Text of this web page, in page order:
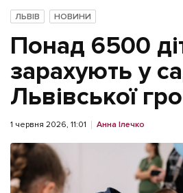
Новини
Політика
Економіка
Бізнес
Життя
Культура
Афіша
ЛЬВІВ НОВИНИ
Понад 6500
зарахують у
Львівської
1 червня 2026, 11:01 Анна Ілечко